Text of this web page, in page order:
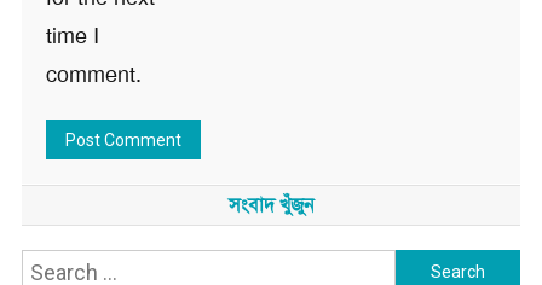
time I
comment.
সংবাদ খুঁজুন
Search